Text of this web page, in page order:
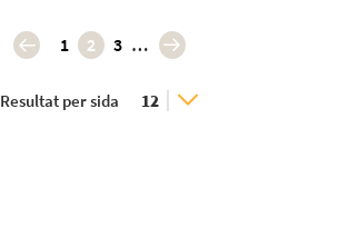
« First
1 2 3 …
Last »
Resultat per sida